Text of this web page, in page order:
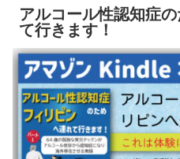
アルコール性認知症
て行きます！